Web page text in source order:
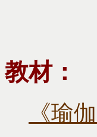
教材：
《瑜